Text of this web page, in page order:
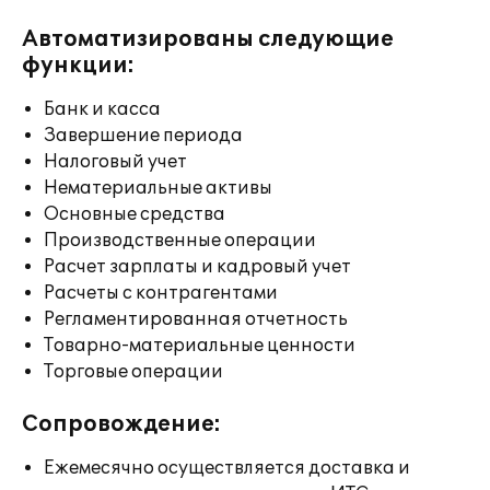
Автоматизированы следующие
функции:
Банк и касса
Завершение периода
Налоговый учет
Нематериальные активы
Основные средства
Производственные операции
Расчет зарплаты и кадровый учет
Расчеты с контрагентами
Регламентированная отчетность
Товарно-материальные ценности
Торговые операции
Сопровождение:
Ежемесячно осуществляется доставка и